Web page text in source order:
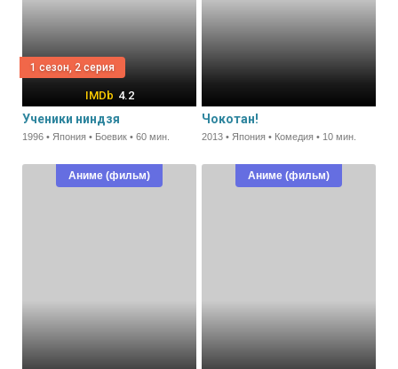
1 сезон, 2 серия
4.2
Ученики ниндзя
1996 • Япония • Боевик • 60 мин.
Чокотан!
2013 • Япония • Комедия • 10 мин.
Аниме (фильм) Аниме (фильм)